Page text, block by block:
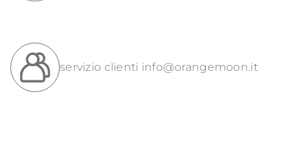
servizio clienti info@orangemoon.it